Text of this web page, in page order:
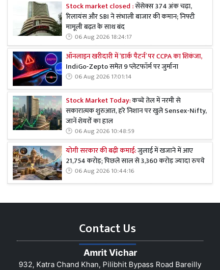
Stock market closed :सेंसेक्स 374 अंक चढ़ा,
रिलायंस और SBI ने संभाली बाजार की कमान; निफ्टी
मामूली बढ़त के साथ बंद
06 Aug 2026 18:24:17
ऑनलाइन खरीदारी में ‘डार्क पैटर्न’ पर CCPA का शिकंजा,
IndiGo-Zepto समेत 9 प्लेटफॉर्म पर जुर्माना
06 Aug 2026 17:01:14
Stock Market Today:कच्चे तेल में नरमी से
सकारात्मक शुरुआत, हरे निशान पर खुले Sensex-Nifty,
जानें शेयरों का हाल
06 Aug 2026 10:48:59
योगी सरकार की बढ़ी कमाई:जुलाई में खजाने में आए
21,754 करोड़; पिछले साल से 3,360 करोड़ ज्यादा रुपये
06 Aug 2026 10:44:16
Contact Us
Amrit Vichar
932, Katra Chand Khan, Pilibhit Bypass Road Bareilly